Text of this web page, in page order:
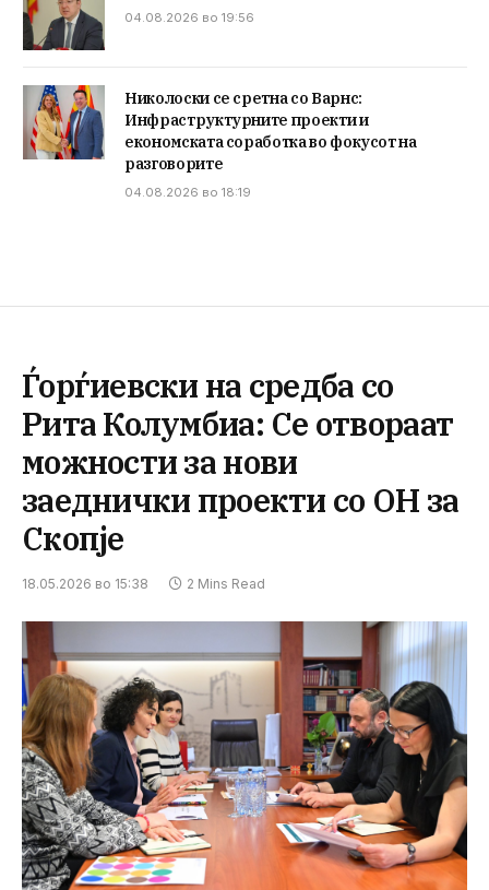
04.08.2026 во 19:56
Николоски се сретна со Варнс:
Инфраструктурните проекти и
економската соработка во фокусот на
разговорите
04.08.2026 во 18:19
Ѓорѓиевски на средба со
Рита Колумбиа: Се отвораат
можности за нови
заеднички проекти со ОН за
Скопје
18.05.2026 во 15:38 2 Mins Read